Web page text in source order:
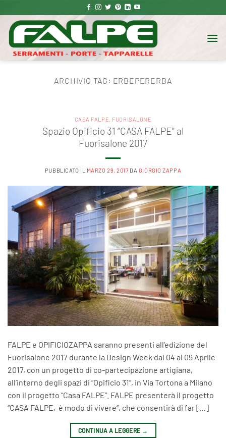
ai
contenuti
ARCHIVIO TAG: ERBEPERERBA
CASA FALPE, FUORISALONE
Spazio Opificio 31 “CASA FALPE” al
Fuorisalone 2017
PUBBLICATO IL MARZO 29, 2017 DA GIORGIO ZAPPA
FALPE e OPIFICIOZAPPA saranno presenti all’edizione del
Fuorisalone 2017 durante la Design Week dal 04 al 09 Aprile
2017, con un progetto di co-partecipazione artigiana,
all’interno degli spazi di “Opificio 31”, in Via Tortona a Milano
con il progetto “Casa FALPE”. FALPE presenterà il progetto
“CASA FALPE, è modo di vivere”, che consentirà di far […]
CONTINUA A LEGGERE →